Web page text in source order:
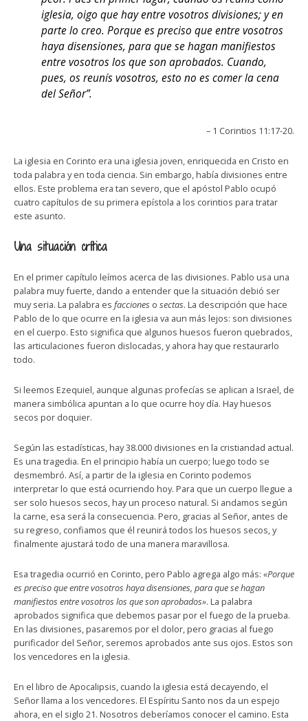
iglesia, oigo que hay entre vosotros divisiones; y en
parte lo creo. Porque es preciso que entre vosotros
haya disensiones, para que se hagan manifiestos
entre vosotros los que son aprobados. Cuando,
pues, os reunís vosotros, esto no es comer la cena
del Señor”.
– 1 Corintios 11:17-20.
La iglesia en Corinto era una iglesia joven, enriquecida en Cristo en
toda palabra y en toda ciencia. Sin embargo, había divisiones entre
ellos. Este problema era tan severo, que el apóstol Pablo ocupó
cuatro capítulos de su primera epístola a los corintios para tratar
este asunto.
Una situación crítica
En el primer capítulo leímos acerca de las divisiones. Pablo usa una
palabra muy fuerte, dando a entender que la situación debió ser
muy seria. La palabra es facciones o sectas. La descripción que hace
Pablo de lo que ocurre en la iglesia va aun más lejos: son divisiones
en el cuerpo. Esto significa que algunos huesos fueron quebrados,
las articulaciones fueron dislocadas, y ahora hay que restaurarlo
todo.
Si leemos Ezequiel, aunque algunas profecías se aplican a Israel, de
manera simbólica apuntan a lo que ocurre hoy día. Hay huesos
secos por doquier.
Según las estadísticas, hay 38.000 divisiones en la cristiandad actual.
Es una tragedia. En el principio había un cuerpo; luego todo se
desmembró. Así, a partir de la iglesia en Corinto podemos
interpretar lo que está ocurriendo hoy. Para que un cuerpo llegue a
ser solo huesos secos, hay un proceso natural. Si andamos según
la carne, esa será la consecuencia. Pero, gracias al Señor, antes de
su regreso, confiamos que él reunirá todos los huesos secos, y
finalmente ajustará todo de una manera maravillosa.
Esa tragedia ocurrió en Corinto, pero Pablo agrega algo más: «Porque
es preciso que entre vosotros haya disensiones, para que se hagan
manifiestos entre vosotros los que son aprobados». La palabra
aprobados significa que debemos pasar por el fuego de la prueba.
En las divisiones, pasaremos por el dolor, pero gracias al fuego
purificador del Señor, seremos aprobados ante sus ojos. Estos son
los vencedores en la iglesia.
En el libro de Apocalipsis, cuando la iglesia está decayendo, el
Señor llama a los vencedores. El Espíritu Santo nos da un espejo
ahora, en el siglo 21. Nosotros deberíamos conocer el camino. Esta